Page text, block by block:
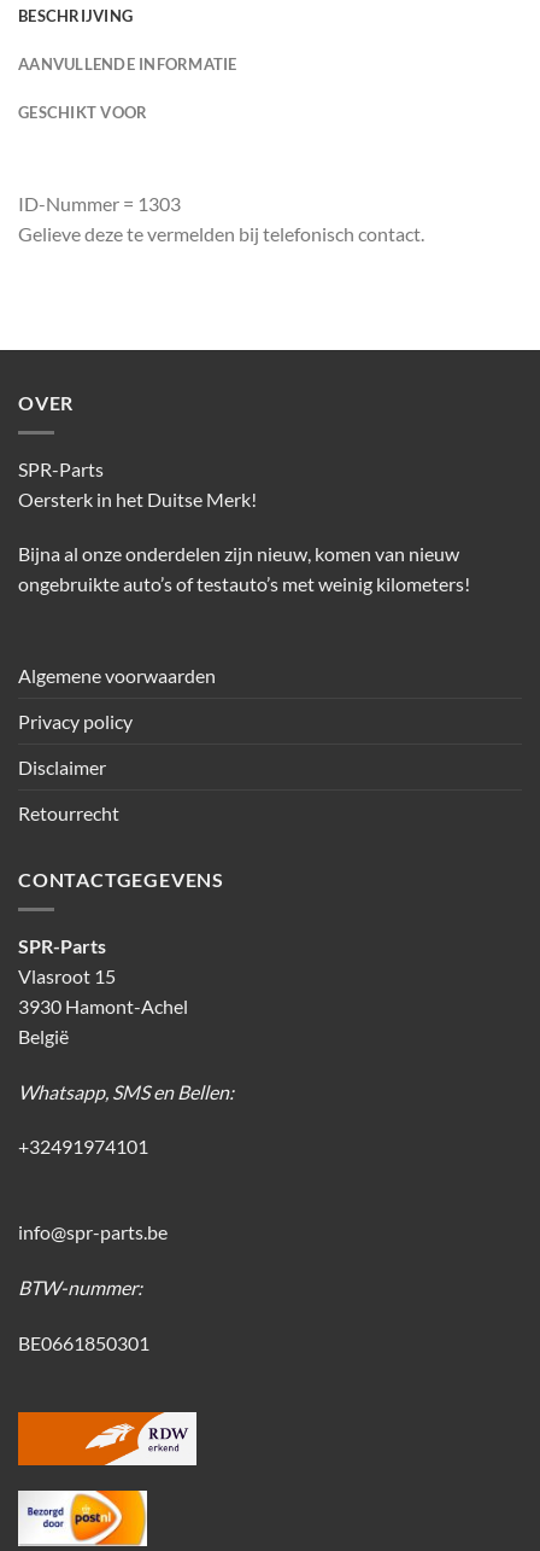
BESCHRIJVING
AANVULLENDE INFORMATIE
GESCHIKT VOOR
ID-Nummer = 1303
Gelieve deze te vermelden bij telefonisch contact.
OVER
SPR-Parts
Oersterk in het Duitse Merk!
Bijna al onze onderdelen zijn nieuw, komen van nieuw
ongebruikte auto’s of testauto’s met weinig kilometers!
Algemene voorwaarden
Privacy policy
Disclaimer
Retourrecht
CONTACTGEGEVENS
SPR-Parts
Vlasroot 15
3930 Hamont-Achel
België
Whatsapp, SMS en Bellen:
+32491974101
info@spr-parts.be
BTW-nummer:
BE0661850301